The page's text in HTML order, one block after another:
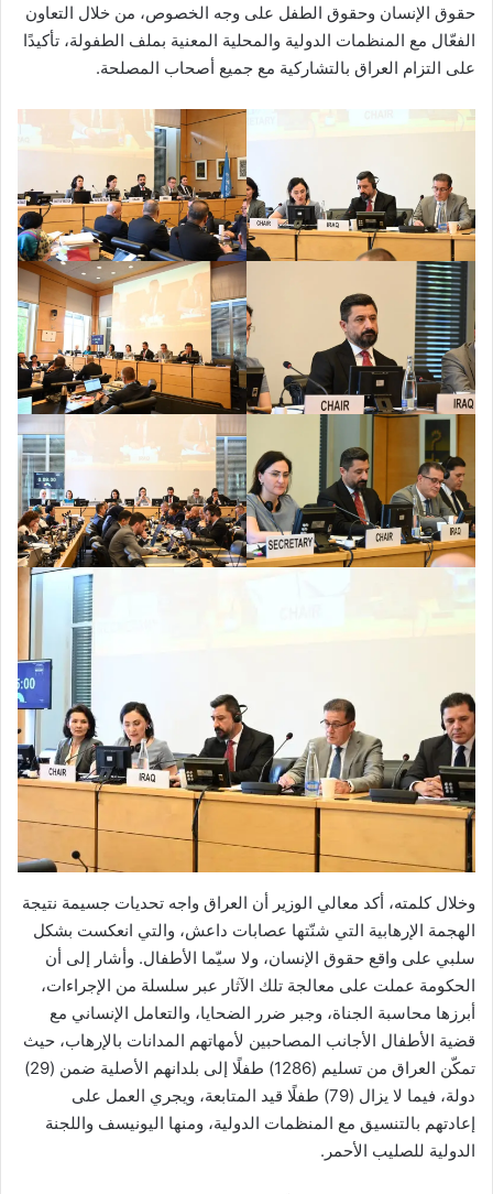
حقوق الإنسان وحقوق الطفل على وجه الخصوص، من خلال التعاون
الفعّال مع المنظمات الدولية والمحلية المعنية بملف الطفولة، تأكيدًا
على التزام العراق بالتشاركية مع جميع أصحاب المصلحة.
وخلال كلمته، أكد معالي الوزير أن العراق واجه تحديات جسيمة نتيجة
الهجمة الإرهابية التي شنّتها عصابات داعش، والتي انعكست بشكل
سلبي على واقع حقوق الإنسان، ولا سيّما الأطفال. وأشار إلى أن
الحكومة عملت على معالجة تلك الآثار عبر سلسلة من الإجراءات،
أبرزها محاسبة الجناة، وجبر ضرر الضحايا، والتعامل الإنساني مع
قضية الأطفال الأجانب المصاحبين لأمهاتهم المدانات بالإرهاب، حيث
تمكّن العراق من تسليم (1286) طفلًا إلى بلدانهم الأصلية ضمن (29)
دولة، فيما لا يزال (79) طفلًا قيد المتابعة، ويجري العمل على
إعادتهم بالتنسيق مع المنظمات الدولية، ومنها اليونيسف واللجنة
الدولية للصليب الأحمر.